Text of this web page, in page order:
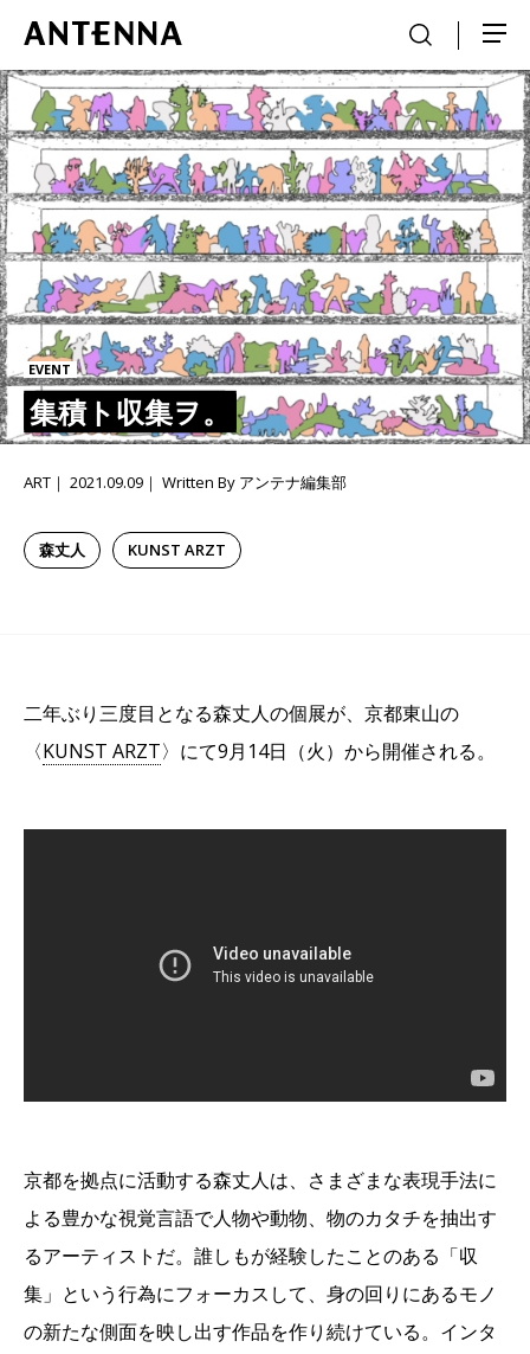
EVENT
集積ト収集ヲ。
森丈人 KUNST ARZT
ART 2021.09.09 Written By アンテナ編集部
二年ぶり三度目となる森丈人の個展が、京都東山の
〈KUNST ARZT〉にて9月14日（火）から開催される。
京都を拠点に活動する森丈人は、さまざまな表現手法に
よる豊かな視覚言語で人物や動物、物のカタチを抽出す
るアーティストだ。誰しもが経験したことのある「収
集」という行為にフォーカスして、身の回りにあるモノ
の新たな側面を映し出す作品を作り続けている。インタ